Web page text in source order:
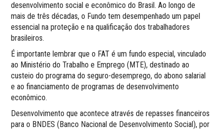
desenvolvimento social e econômico do Brasil. Ao longo de
mais de três décadas, o Fundo tem desempenhado um papel
essencial na proteção e na qualificação dos trabalhadores
brasileiros.
É importante lembrar que o FAT é um fundo especial, vinculado
ao Ministério do Trabalho e Emprego (MTE), destinado ao
custeio do programa do seguro-desemprego, do abono salarial
e ao financiamento de programas de desenvolvimento
econômico.
Desenvolvimento que acontece através de repasses financeiros
para o BNDES (Banco Nacional de Desenvolvimento Social), por